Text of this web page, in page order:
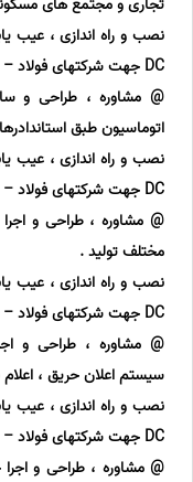
DC جهت شرکتهای فولاد – سیمان - نفتی
@ مشاوره ، طراحی و
اتوماسیون طبق
DC جهت شرکتهای فولاد – سیمان - نفتی
@ مشاوره ، طراحی و
مختلف تولید .
DC جهت شرکتهای فولاد – سیمان - نفتی
@ مشاوره ، طراحی و
سیستم اعلان حریق ،
DC جهت شرکتهای فولاد – سیمان - نفتی
@ مشاوره ، طراحی و